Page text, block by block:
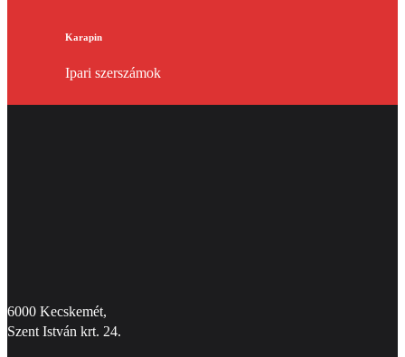
Karapin
Ipari szerszámok
6000 Kecskemét,
Szent István krt. 24.